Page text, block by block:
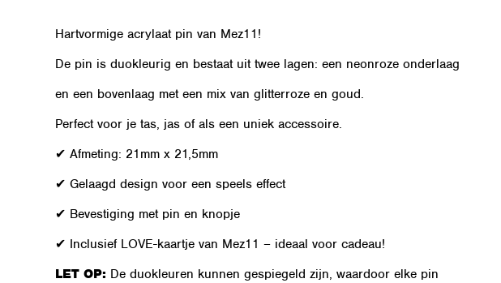
Hartvormige acrylaat pin van Mez11!
De pin is duokleurig en bestaat uit twee lagen: een neonroze onderlaag
en een bovenlaag met een mix van glitterroze en goud.
Perfect voor je tas, jas of als een uniek accessoire.
✔ Afmeting: 21mm x 21,5mm
✔ Gelaagd design voor een speels effect
✔ Bevestiging met pin en knopje
✔ Inclusief LOVE-kaartje van Mez11 – ideaal voor cadeau!
LET OP: De duokleuren kunnen gespiegeld zijn, waardoor elke pin